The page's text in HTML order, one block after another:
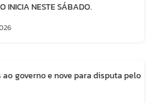
INICIA NESTE SÁBADO.
governo e nove para disputa pelo